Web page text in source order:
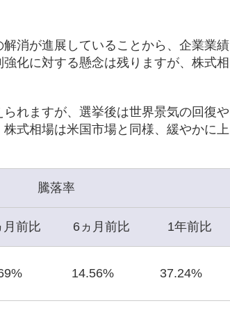
消が進展していることから、企業業績
化に対する懸念は残りますが、株式相
れますが、選挙後は世界景気の回復や
式相場は米国市場と同様、緩やかに上
騰落率
月前比 6ヵ月前比 1年前比
14.56% 37.24%